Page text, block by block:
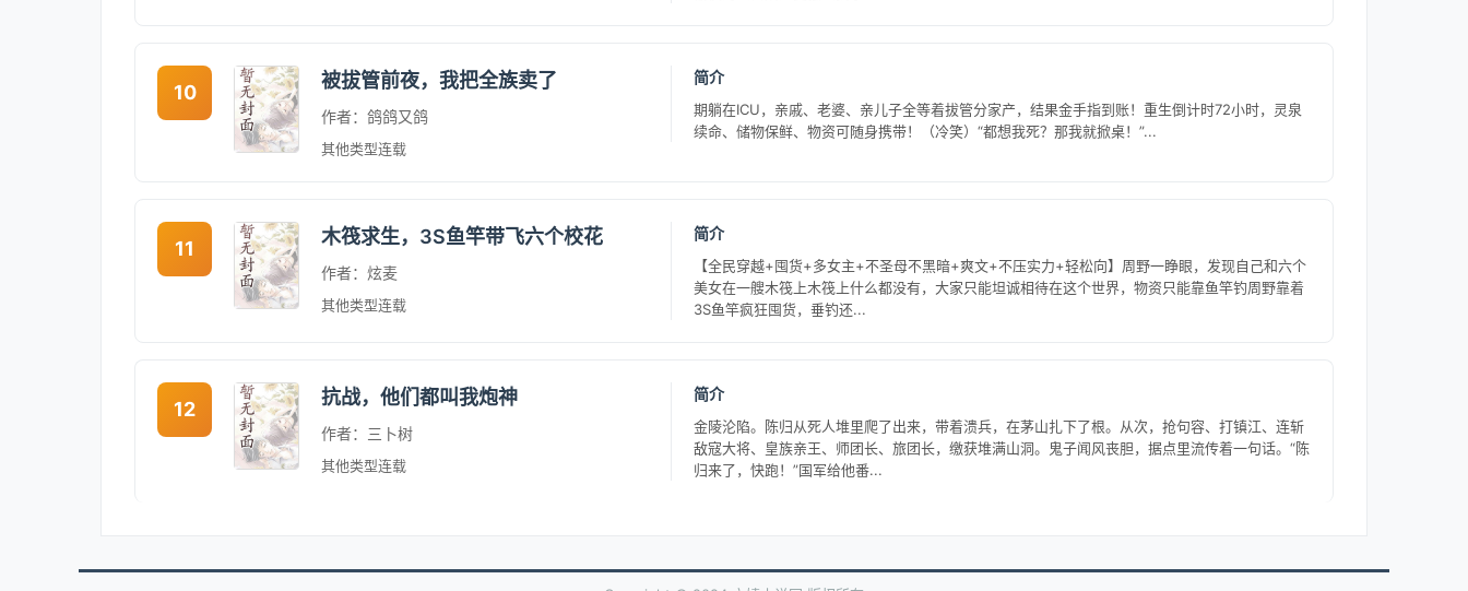
10
被拔管前夜，我把全族卖了
作者：鸽鸽又鸽
其他类型连载
简介
期躺在ICU，亲戚、老婆、亲儿子全等着拔管分家产，结果金手指到账！重生倒计时72小时，灵泉
续命、储物保鲜、物资可随身携带！（冷笑）“都想我死？那我就掀桌！”...
11
木筏求生，3S鱼竿带飞六个校花
作者：炫麦
其他类型连载
简介
【全民穿越+囤货+多女主+不圣母不黑暗+爽文+不压实力+轻松向】周野一睁眼，发现自己和六个
美女在一艘木筏上木筏上什么都没有，大家只能坦诚相待在这个世界，物资只能靠鱼竿钓周野靠着
3S鱼竿疯狂囤货，垂钓还...
12
抗战，他们都叫我炮神
作者：三卜树
其他类型连载
简介
金陵沦陷。陈归从死人堆里爬了出来，带着溃兵，在茅山扎下了根。从次，抢句容、打镇江、连斩
敌寇大将、皇族亲王、师团长、旅团长，缴获堆满山洞。鬼子闻风丧胆，据点里流传着一句话。“陈
归来了，快跑！”国军给他番...